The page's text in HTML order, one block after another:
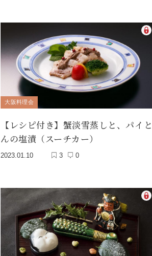
大阪料理会
【レシピ付き】蟹淡雪蒸しと、パイと
んの塩漬（スーチカー）
2023.01.10 3 0